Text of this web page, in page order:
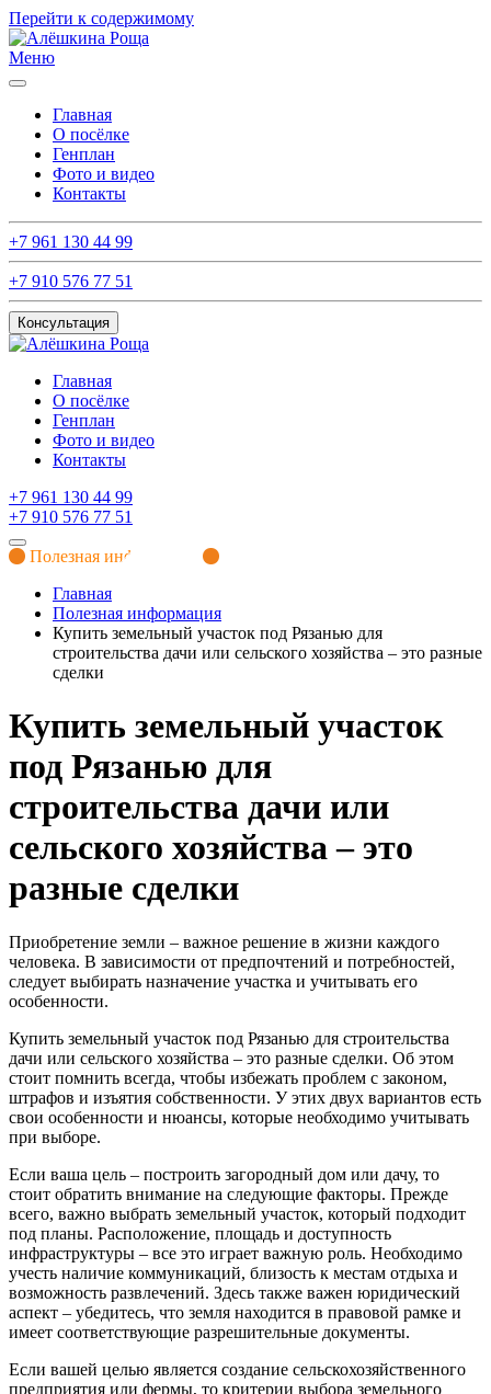
Перейти к содержимому
Меню
Главная
О посёлке
Генплан
Фото и видео
Контакты
+7 961 130 44 99
+7 910 576 77 51
Консультация
Главная
О посёлке
Генплан
Фото и видео
Контакты
+7 961 130 44 99
+7 910 576 77 51
Полезная информация
Главная
Полезная информация
Купить земельный участок под Рязанью для
строительства дачи или сельского хозяйства – это разные
сделки
Купить земельный участок
под Рязанью для
строительства дачи или
сельского хозяйства – это
разные сделки
Приобретение земли – важное решение в жизни каждого
человека. В зависимости от предпочтений и потребностей,
следует выбирать назначение участка и учитывать его
особенности.
Купить земельный участок под Рязанью для строительства
дачи или сельского хозяйства – это разные сделки. Об этом
стоит помнить всегда, чтобы избежать проблем с законом,
штрафов и изъятия собственности. У этих двух вариантов есть
свои особенности и нюансы, которые необходимо учитывать
при выборе.
Если ваша цель – построить загородный дом или дачу, то
стоит обратить внимание на следующие факторы. Прежде
всего, важно выбрать земельный участок, который подходит
под планы. Расположение, площадь и доступность
инфраструктуры – все это играет важную роль. Необходимо
учесть наличие коммуникаций, близость к местам отдыха и
возможность развлечений. Здесь также важен юридический
аспект – убедитесь, что земля находится в правовой рамке и
имеет соответствующие разрешительные документы.
Если вашей целью является создание сельскохозяйственного
предприятия или фермы, то критерии выбора земельного